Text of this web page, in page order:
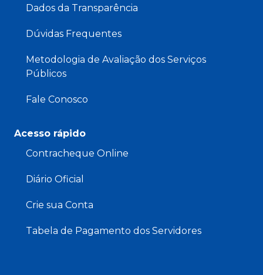
Dados da Transparência
Dúvidas Frequentes
Metodologia de Avaliação dos Serviços
Públicos
Fale Conosco
Acesso rápido
Contracheque Online
Diário Oficial
Crie sua Conta
Tabela de Pagamento dos Servidores